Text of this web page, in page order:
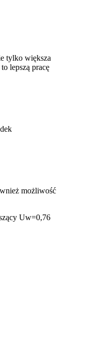
tylko większa
lepszą pracę
możliwość
Uw=0,76